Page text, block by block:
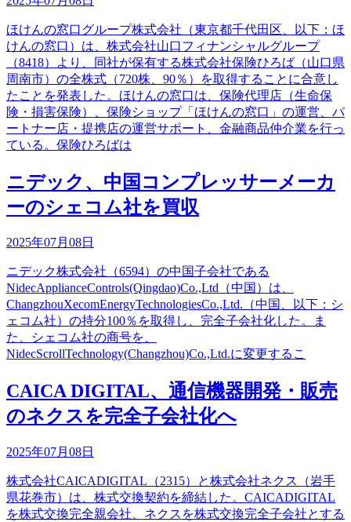
ほけんの窓口グループ株式会社（東京都千代田区、以下：ほ
けんの窓口）は、株式会社山口フィナンシャルグループ
（8418）より、同社が保有する株式会社保険ひろば（山口県
周南市）の全株式（720株、90％）を取得することに合意し
たことを発表した。ほけんの窓口は、保険代理店（生命保
険・損害保険）、保険ショップ「ほけんの窓口」の運営、パ
ートナー店・提携店の運営サポート、金融商品仲介業を行っ
ている。保険ひろばは
ニデック、中国コンプレッサーメーカ
ーのシェコム社を買収
2025年07月08日
ニデック株式会社（6594）の中国子会社である
NidecApplianceControls(Qingdao)Co.,Ltd（中国）は、
ChangzhouXecomEnergyTechnologiesCo.,Ltd.（中国、以下：シ
ェコム社）の持分100％を取得し、完全子会社化した。ま
た、シェコム社の商号を、
NidecScrollTechnology(Changzhou)Co.,Ltd.に変更するこ
CAICA DIGITAL、通信機器開発・販売
のネクスを完全子会社化へ
2025年07月08日
株式会社CAICADIGITAL（2315）と株式会社ネクス（岩手
県花巻市）は、株式交換契約を締結した。CAICADIGITAL
を株式交換完全親会社、ネクスを株式交換完全子会社とする